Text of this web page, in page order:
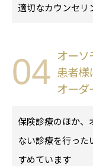
適切なカウンセリ
04 オー
患者様
オーダ
保険診療のほか、
ない診療を行っ
すめています